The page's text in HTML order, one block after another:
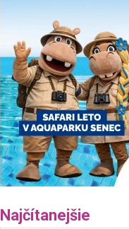
Najčítanejšie